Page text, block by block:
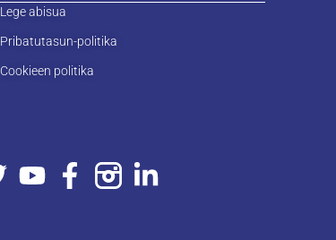
Lege abisua
Pribatutasun-politika
Cookieen politika